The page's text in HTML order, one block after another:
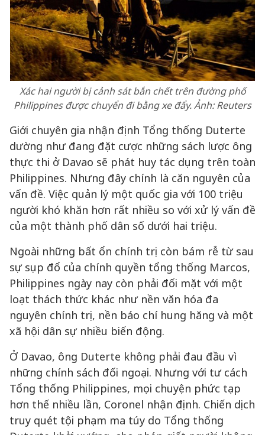
Xác hai người bị cảnh sát bắn chết trên đường phố
Philippines được chuyển đi bằng xe đẩy. Ảnh:Reuters
Giới chuyên gia nhận định Tổng thống Duterte
dường như đang đặt cược những sách lược ông
thực thi ở Davao sẽ phát huy tác dụng trên toàn
Philippines. Nhưng đây chính là căn nguyên của
vấn đề. Việc quản lý một quốc gia với 100 triệu
người khó khăn hơn rất nhiều so với xử lý vấn đề
của một thành phố dân số dưới hai triệu.
Ngoài những bất ổn chính trị còn bám rễ từ sau
sự sụp đổ của chính quyền tổng thống Marcos,
Philippines ngày nay còn phải đối mặt với một
loạt thách thức khác như nền văn hóa đa
nguyên chính trị, nền báo chí hung hăng và một
xã hội dân sự nhiều biến động.
Ở Davao, ông Duterte không phải đau đầu vì
những chính sách đối ngoại. Nhưng với tư cách
Tổng thống Philippines, mọi chuyện phức tạp
hơn thế nhiều lần, Coronel nhận định. Chiến dịch
truy quét tội phạm ma túy do Tổng thống